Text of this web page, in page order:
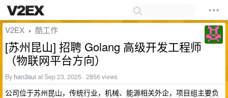
V2EX › 酷工作
[苏州昆山] 招聘 Golang 高级开发工程师
（物联网平台方向）
By han3sui at Sep 23, 2025 · 2856 views
公司位于苏州昆山，传统行业，机械、能源相关外企，项目组主要负